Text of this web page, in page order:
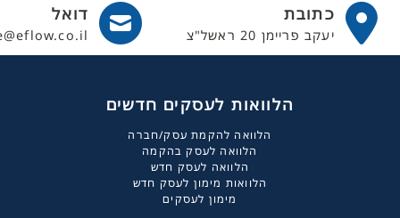
כתובת
יעקב פריימן 20 ראשל"צ
דואל
הלוואות לעסקים חדשים
הלוואה להקמת עסק/חברה
הלוואה לעסק בהקמה
הלוואה לעסק חדש
הלוואות מימון לעסק חדש
מימון לעסקים